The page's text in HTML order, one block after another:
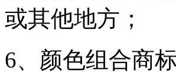
或其他地方；
6、颜色组合商